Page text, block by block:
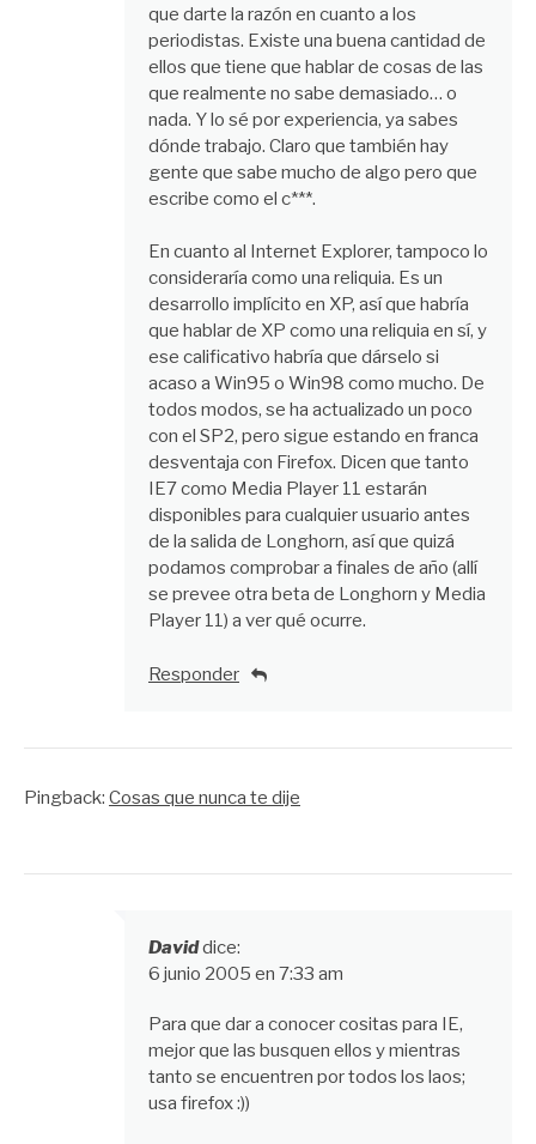
que darte la razón en cuanto a los
periodistas. Existe una buena cantidad de
ellos que tiene que hablar de cosas de las
que realmente no sabe demasiado… o
nada. Y lo sé por experiencia, ya sabes
dónde trabajo. Claro que también hay
gente que sabe mucho de algo pero que
escribe como el c***.
En cuanto al Internet Explorer, tampoco lo
consideraría como una reliquia. Es un
desarrollo implícito en XP, así que habría
que hablar de XP como una reliquia en sí, y
ese calificativo habría que dárselo si
acaso a Win95 o Win98 como mucho. De
todos modos, se ha actualizado un poco
con el SP2, pero sigue estando en franca
desventaja con Firefox. Dicen que tanto
IE7 como Media Player 11 estarán
disponibles para cualquier usuario antes
de la salida de Longhorn, así que quizá
podamos comprobar a finales de año (allí
se prevee otra beta de Longhorn y Media
Player 11) a ver qué ocurre.
Responder
Pingback: Cosas que nunca te dije
Daviddice:
6 junio 2005 en 7:33 am
Para que dar a conocer cositas para IE,
mejor que las busquen ellos y mientras
tanto se encuentren por todos los laos;
usa firefox :))